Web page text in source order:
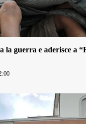
la guerra e aderisce a